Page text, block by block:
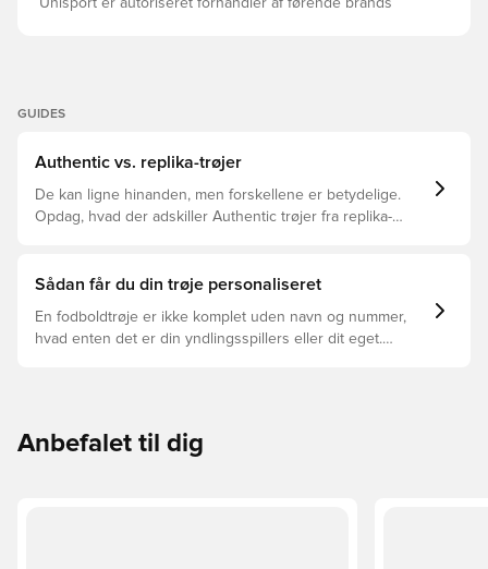
Unisport er autoriseret forhandler af førende brands
GUIDES
Authentic vs. replika-trøjer
De kan ligne hinanden, men forskellene er betydelige.
Opdag, hvad der adskiller Authentic trøjer fra replika-
Sådan får du din trøje personaliseret
En fodboldtrøje er ikke komplet uden navn og nummer,
hvad enten det er din yndlingsspillers eller dit eget.
Anbefalet til dig